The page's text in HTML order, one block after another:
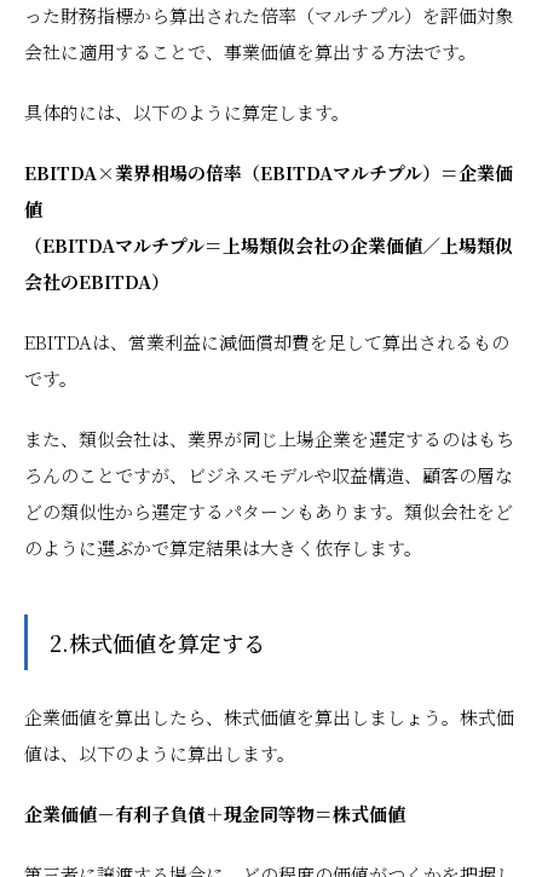
った財務指標から算出された倍率（マルチプル）を評価対象
会社に適用することで、事業価値を算出する方法です。
具体的には、以下のように算定します。
EBITDA×業界相場の倍率（EBITDAマルチプル）＝企業価
値
（EBITDAマルチプル＝上場類似会社の企業価値／上場類似
会社のEBITDA）
EBITDAは、営業利益に減価償却費を足して算出されるもの
です。
また、類似会社は、業界が同じ上場企業を選定するのはもち
ろんのことですが、ビジネスモデルや収益構造、顧客の層な
どの類似性から選定するパターンもあります。類似会社をど
のように選ぶかで算定結果は大きく依存します。
2.株式価値を算定する
企業価値を算出したら、株式価値を算出しましょう。株式価
値は、以下のように算出します。
企業価値－有利子負債＋現金同等物＝株式価値